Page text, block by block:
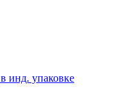
инд. упаковке